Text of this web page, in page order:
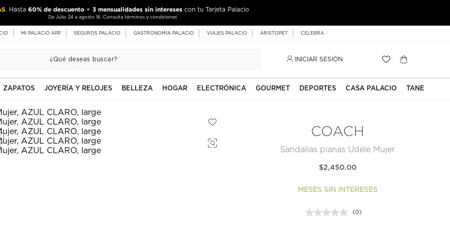
. Hasta 60% de descuento + 3 mensualidades sin intereses con tu Tarjeta Palacio
De Julio 24 a agosto 16. Consulta términos y condiciones
MI PALACIO APP SEGUROS PALACIO GASTRONOMÍA PALACIO VIAJES PALACIO ARISTOPET CELEBRA
INICIAR SESIÓN
ZAPATOS JOYERÍA Y RELOJES BELLEZA HOGAR ELECTRÓNICA GOURMET DEPORTES CASA PALACIO TANE
COACH
Sandalias planas Udele Mujer
$2,450.00
MESES SIN INTERESES
Sin
(0)